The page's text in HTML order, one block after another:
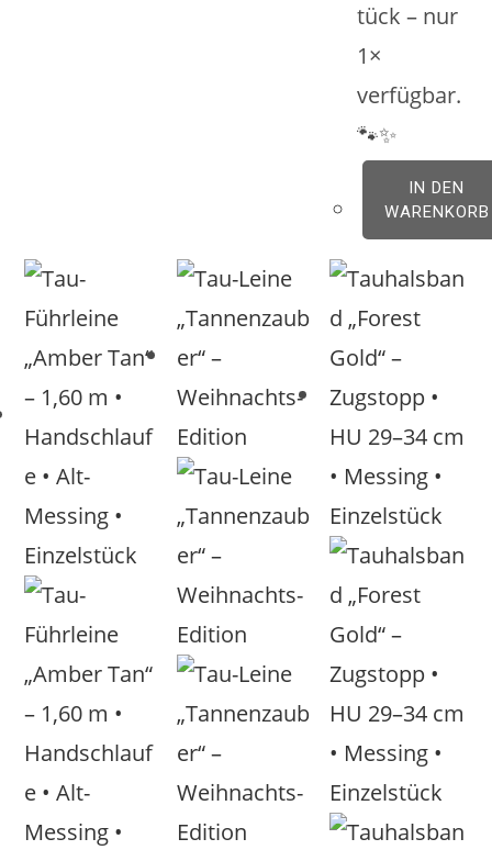
tück – nur
1×
verfügbar.
🐾✨
IN DEN
WARENKORB